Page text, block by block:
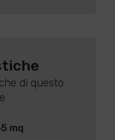
di questo
mq